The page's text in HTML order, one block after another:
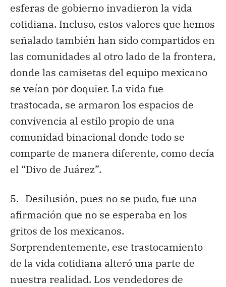
esferas de gobierno invadieron la vida
cotidiana. Incluso, estos valores que hemos
señalado también han sido compartidos en
las comunidades al otro lado de la frontera,
donde las camisetas del equipo mexicano
se veían por doquier. La vida fue
trastocada, se armaron los espacios de
convivencia al estilo propio de una
comunidad binacional donde todo se
comparte de manera diferente, como decía
el “Divo de Juárez”.
5.- Desilusión, pues no se pudo, fue una
afirmación que no se esperaba en los
gritos de los mexicanos.
Sorprendentemente, ese trastocamiento
de la vida cotidiana alteró una parte de
nuestra realidad. Los vendedores de